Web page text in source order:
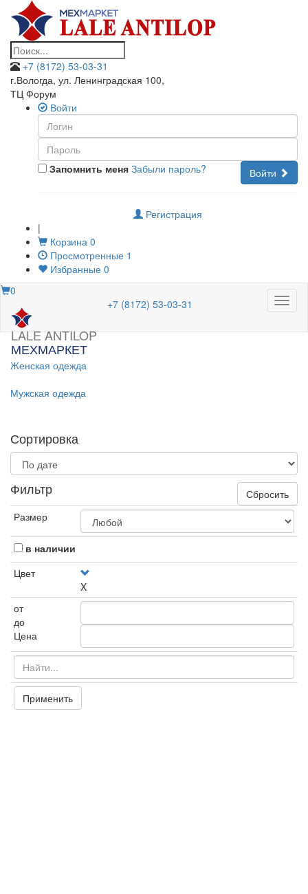
+7 (8172) 53-03-31
г.Вологда, ул. Ленинградская 100,
ТЦ Форум
Войти
Запомнить меня Войти
Забыли пароль?
Регистрация
|
Корзина 0
Просмотренные 1
Избранные 0
Меню
0
LALE ANTILOP
МЕХМАРКЕТ
+7 (8172) 53-03-31
Женская одежда
Мужская одежда
Сортировка
Фильтр
Сбросить
Размер
в наличии
Цвет
X
от
до
Цена
Применить